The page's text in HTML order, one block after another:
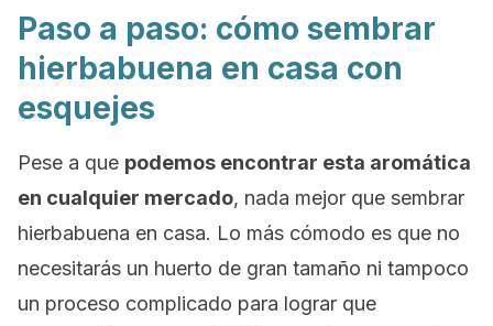
Paso a paso: cómo sembrar
hierbabuena en casa con
esquejes
Pese a que podemos encontrar esta aromática
en cualquier mercado, nada mejor que sembrar
hierbabuena en casa. Lo más cómodo es que no
necesitarás un huerto de gran tamaño ni tampoco
un proceso complicado para lograr que